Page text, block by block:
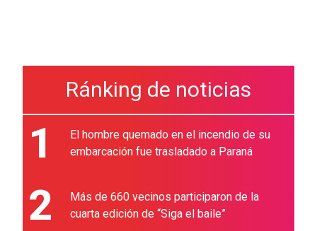
Ránking de noticias
1
El hombre quemado en el incendio de su
embarcación fue trasladado a Paraná
2
Más de 660 vecinos participaron de la
cuarta edición de “Siga el baile”